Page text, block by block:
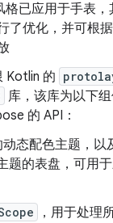
格已应用于手表
了优化，并可根
Kotlin 的
库，该库为以下
的 API：
态配色主题，以
题的表盘，可用
，用于处理